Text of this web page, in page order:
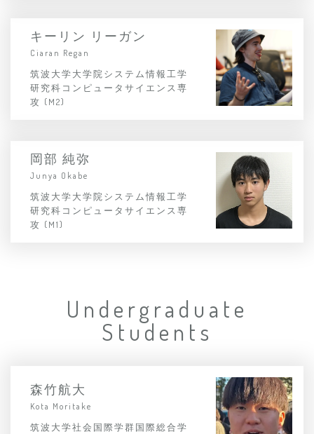
キーリン リーガン
Ciaran Regan
筑波大学大学院システム情報工学
研究科コンピュータサイエンス専
攻 (M2)
岡部 純弥
Junya Okabe
筑波大学大学院システム情報工学
研究科コンピュータサイエンス専
攻 (M1)
Undergraduate
Students
森竹航大
Kota Moritake
筑波大学社会国際学群国際総合学